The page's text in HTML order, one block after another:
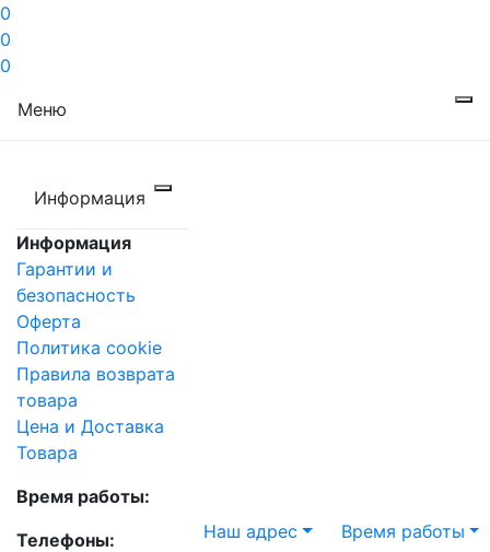
0
0
0
Меню
Информация
Информация
Гарантии и
безопасность
Оферта
Политика cookie
Правила возврата
товара
Цена и Доставка
Товара
Время работы:
Телефоны:
Наш адрес Время работы